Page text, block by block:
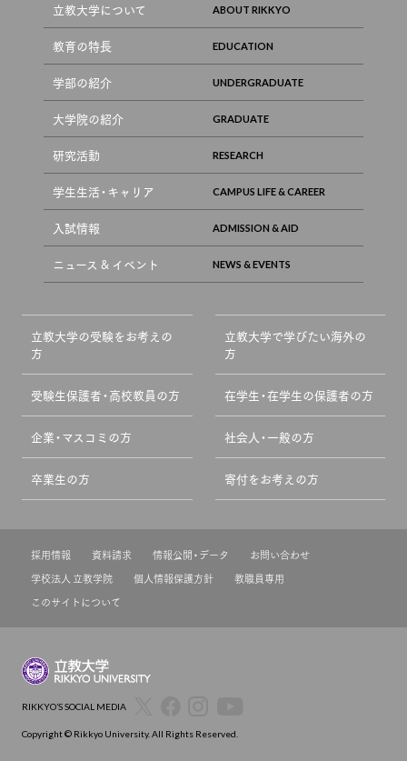
立教大学について
教育の特長
学部の紹介
大学院の紹介
研究活動
学生生活・キャリア
入試情報
ニュース & イベント
立教大学の受験をお考えの
方
立教大学で学びたい海外の
方
受験生保護者・高校教員の方 在学生・在学生の保護者の方
企業・マスコミの方 社会人・一般の方
卒業生の方 寄付をお考えの方
採用情報 資料請求 情報公開・データ
お問い合わせ
学校法人 立教学院
個人情報保護方針
教職員専用
このサイトについて
Copyright © Rikkyo University. All Rights Reserved.
RIKKYO’S SOCIAL MEDIA